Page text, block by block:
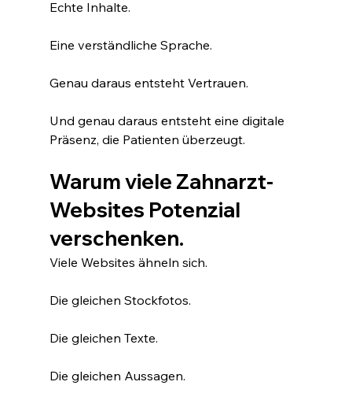
Echte Inhalte.
Eine verständliche Sprache.
Genau daraus entsteht Vertrauen.
Und genau daraus entsteht eine digitale
Präsenz, die Patienten überzeugt.
Warum viele Zahnarzt-
Websites Potenzial
verschenken.
Viele Websites ähneln sich.
Die gleichen Stockfotos.
Die gleichen Texte.
Die gleichen Aussagen.